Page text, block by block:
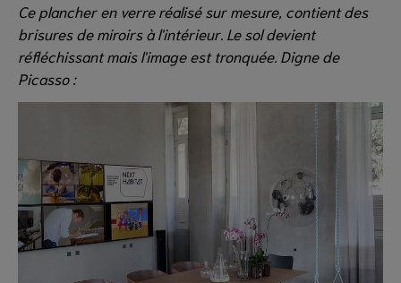
Ce plancher en verre réalisé sur mesure, contient des
brisures de miroirs à l'intérieur. Le sol devient
réfléchissant mais l'image est tronquée. Digne de
Picasso :